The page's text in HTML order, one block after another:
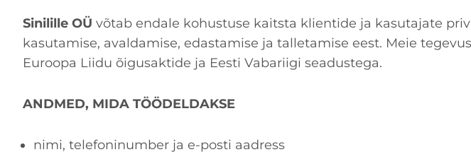
Sinilille OÜ võtab endale kohustuse kaitsta klientide ja kasutajate
kasutamise, avaldamise, edastamise ja talletamise eest. Meie
Euroopa Liidu õigusaktide ja Eesti Vabariigi seadustega.
ANDMED, MIDA TÖÖDELDAKSE
nimi, telefoninumber ja e-posti aadress